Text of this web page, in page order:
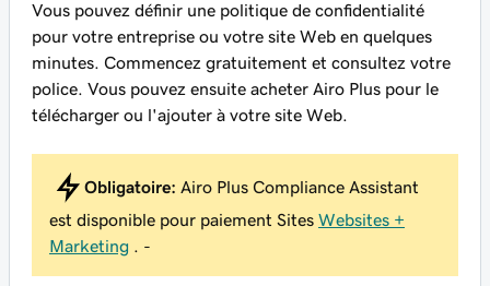
Vous pouvez définir une politique de confidentialité
pour votre entreprise ou votre site Web en quelques
minutes. Commencez gratuitement et consultez votre
police. Vous pouvez ensuite acheter Airo Plus pour le
télécharger ou l'ajouter à votre site Web.
Obligatoire: Airo Plus Compliance Assistant
est disponible pour paiement Sites Websites +
Marketing . -